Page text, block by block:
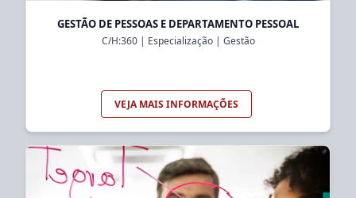
GESTÃO DE PESSOAS E DEPARTAMENTO PESSOAL
C/H:360| Especialização| Gestão
VEJA MAIS INFORMAÇÕES